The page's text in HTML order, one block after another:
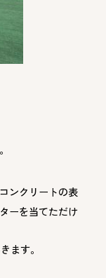
ンクリートの表
ーを当てただけ
ます。